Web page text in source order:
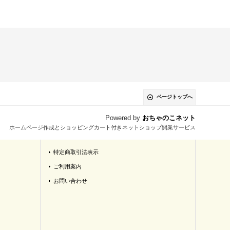
ページトップへ
Powered by おちゃのこネット
ホームページ作成とショッピングカート付きネットショップ開業サービス
特定商取引法表示
ご利用案内
お問い合わせ